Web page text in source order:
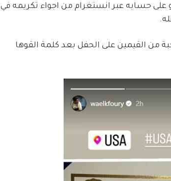
على حسابه عبر انستغرام من اجواء تكريمه في
من القيمين على الحفل بعد كلمة القوها